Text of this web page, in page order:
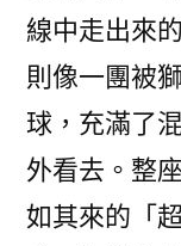
線中走出來
則像一團被
球，充滿了
外看去。整
如其來的「